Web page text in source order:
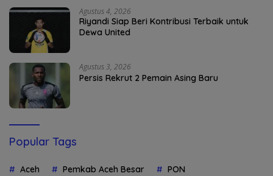
Agustus 4, 2026
Riyandi Siap Beri Kontribusi Terbaik untuk
Dewa United
Agustus 3, 2026
Persis Rekrut 2 Pemain Asing Baru
Popular Tags
Aceh Pemkab Aceh Besar PON